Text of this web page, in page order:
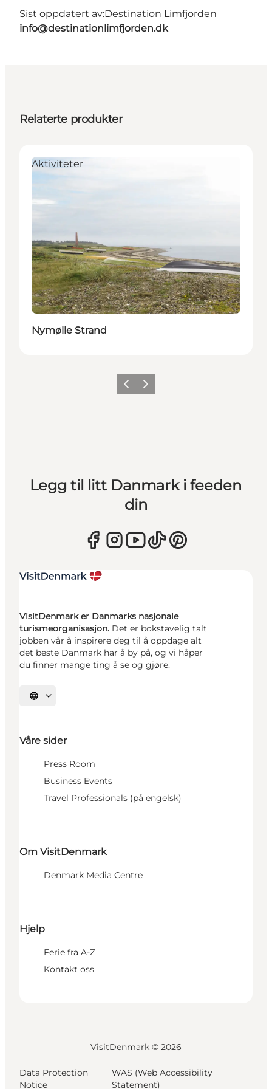
Sist oppdatert av:Destination Limfjorden
info@destinationlimfjorden.dk
Relaterte produkter
Aktiviteter
Nymølle Strand
ForrigeNeste
Legg til litt Danmark i feeden
din
VisitDenmark er Danmarks nasjonale
turismeorganisasjon. Det er bokstavelig talt
jobben vår å inspirere deg til å oppdage alt
det beste Danmark har å by på, og vi håper
du finner mange ting å se og gjøre.
Velg språk
Våre sider
Press Room
Business Events
Travel Professionals (på engelsk)
Om VisitDenmark
Denmark Media Centre
Hjelp
Ferie fra A-Z
Kontakt oss
VisitDenmark © 2026
Data Protection
Notice
WAS (Web Accessibility
Statement)